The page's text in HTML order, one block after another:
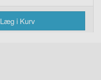
Læg i Kurv